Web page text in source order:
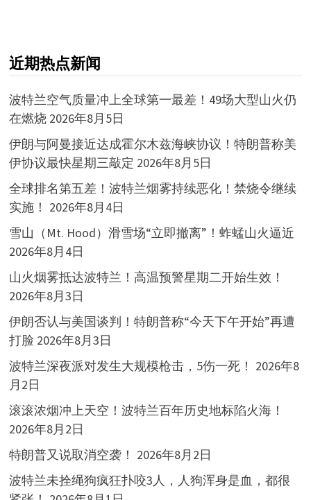
近期热点新闻
波特兰空气质量冲上全球第一最差！49场大型山火仍
在燃烧 2026年8月5日
伊朗与阿曼接近达成霍尔木兹海峡协议！特朗普称美
伊协议最快星期三敲定 2026年8月5日
全球排名第五差！波特兰烟雾持续恶化！禁烧令继续
实施！ 2026年8月4日
雪山（Mt. Hood）滑雪场“立即撤离”！蚱蜢山火逼近
2026年8月4日
山火烟雾抵达波特兰！高温预警星期二开始生效！
2026年8月3日
伊朗否认与美国谈判！特朗普称“今天下午开始”再遭
打脸 2026年8月3日
波特兰深夜派对发生大规模枪击，5伤一死！ 2026年8
月2日
滚滚浓烟冲上天空！波特兰百年历史地标陷火海！
2026年8月2日
特朗普又说取消空袭！ 2026年8月2日
波特兰未拴绳狗疯狂扑咬3人，人狗浑身是血，都很